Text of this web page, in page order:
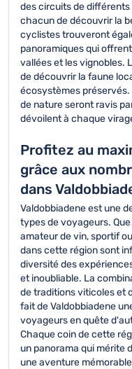
des circuits de
chacun de découvrir la
cyclistes trouveront
panoramiques qui
vallées et les vignobles.
de découvrir la faune
écosystèmes
de nature seront ravis
dévoilent à chaque
Profitez au
grâce aux
dans
Valdobbiadene est une
types de voyageurs.
amateur de vin, sportif
dans cette région sont
diversité des
et inoubliable. La
de traditions viticoles et
fait de Valdobbiadene
voyageurs en quête
Chaque coin de cette
un panorama qui mérite
une aventure